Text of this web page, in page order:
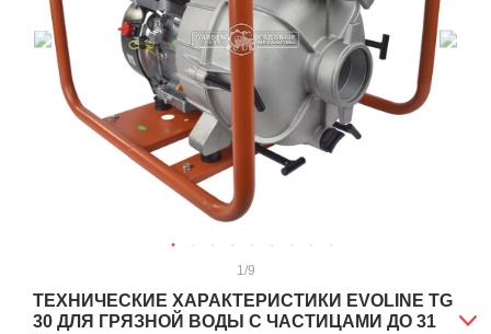
1 /9
ТЕХНИЧЕСКИЕ ХАРАКТЕРИСТИКИ EVOLINE TG
30 ДЛЯ ГРЯЗНОЙ ВОДЫ С ЧАСТИЦАМИ ДО 31